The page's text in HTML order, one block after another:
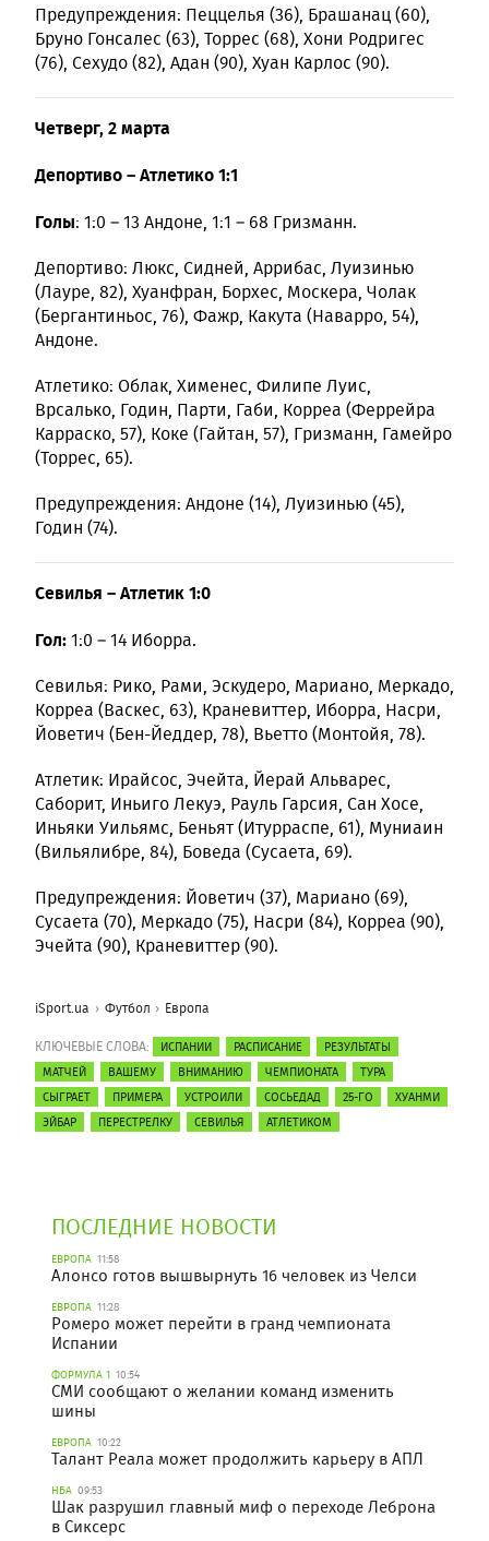
Предупреждения: Пеццелья (36), Брашанац (60),
Бруно Гонсалес (63), Торрес (68), Хони Родригес
(76), Сехудо (82), Адан (90), Хуан Карлос (90).
Четверг, 2 марта
Депортиво – Атлетико 1:1
Голы: 1:0 – 13 Андоне, 1:1 – 68 Гризманн.
Депортиво: Люкс, Сидней, Аррибас, Луизинью
(Лауре, 82), Хуанфран, Борхес, Москера, Чолак
(Бергантиньос, 76), Фажр, Какута (Наварро, 54),
Андоне.
Атлетико: Облак, Хименес, Филипе Луис,
Врсалько, Годин, Парти, Габи, Корреа (Феррейра
Карраско, 57), Коке (Гайтан, 57), Гризманн, Гамейро
(Торрес, 65).
Предупреждения: Андоне (14), Луизинью (45),
Годин (74).
Севилья – Атлетик 1:0
Гол:1:0 – 14 Иборра.
Севилья: Рико, Рами, Эскудеро, Мариано, Меркадо,
Корреа (Васкес, 63), Краневиттер, Иборра, Насри,
Йоветич (Бен-Йеддер, 78), Вьетто (Монтойя, 78).
Атлетик: Ирайсос, Эчейта, Йерай Альварес,
Саборит, Иньиго Лекуэ, Рауль Гарсия, Сан Хосе,
Иньяки Уильямс, Беньят (Итурраспе, 61), Муниаин
(Вильялибре, 84), Боведа (Сусаета, 69).
Предупреждения: Йоветич (37), Мариано (69),
Сусаета (70), Меркадо (75), Насри (84), Корреа (90),
Эчейта (90), Краневиттер (90).
iSport.ua Футбол Европа
КЛЮЧЕВЫЕ СЛОВА: ИСПАНИИ РАСПИСАНИЕ
РЕЗУЛЬТАТЫ
МАТЧЕЙ
ВАШЕМУ ВНИМАНИЮ ЧЕМПИОНАТА
ТУРА
СЫГРАЕТ
ПРИМЕРА УСТРОИЛИ СОСЬЕДАД 25-ГО
ХУАНМИ
ЭЙБАР
ПЕРЕСТРЕЛКУ СЕВИЛЬЯ АТЛЕТИКОМ
ПОСЛЕДНИЕ НОВОСТИ
ЕВРОПА 11:58
Алонсо готов вышвырнуть 16 человек из Челси
ЕВРОПА 11:28
Ромеро может перейти в гранд чемпионата
Испании
ФОРМУЛА 1 10:54
СМИ сообщают о желании команд изменить
шины
ЕВРОПА 10:22
Талант Реала может продолжить карьеру в АПЛ
НБА 09:53
Шак разрушил главный миф о переходе Леброна
в Сиксерс